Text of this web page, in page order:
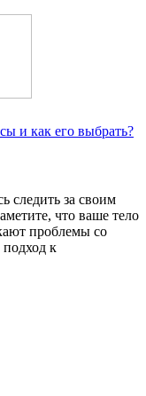
и как его выбрать?
следить за своим
что ваше тело
проблемы со
подход к